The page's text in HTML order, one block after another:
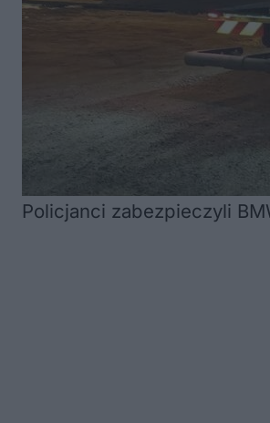
Policjanci zabezpieczyli